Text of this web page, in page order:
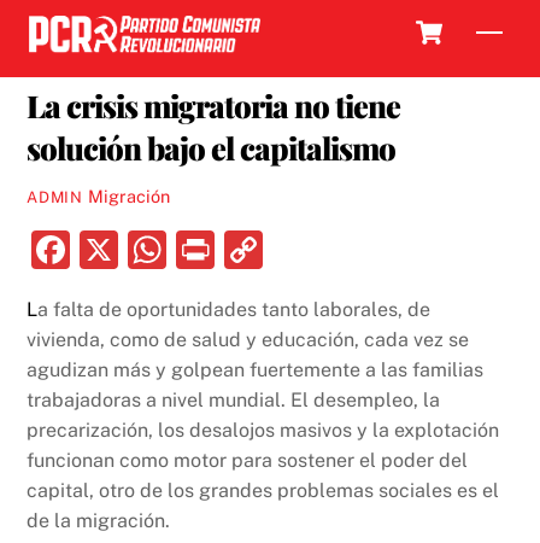
Skip
content
La crisis migratoria no tiene
solución bajo el capitalismo
ADMIN Migración
F
c
e
b
o
o
k
X
W
at
s
A
p
p
P
nt p
y
Li
n
k
La falta de oportunidades tanto laborales, de
vivienda, como de salud y educación, cada vez se
agudizan más y golpean fuertemente a las familias
trabajadoras a nivel mundial. El desempleo, la
precarización, los desalojos masivos y la explotación
funcionan como motor para sostener el poder del
capital, otro de los grandes problemas sociales es el
de la migración.